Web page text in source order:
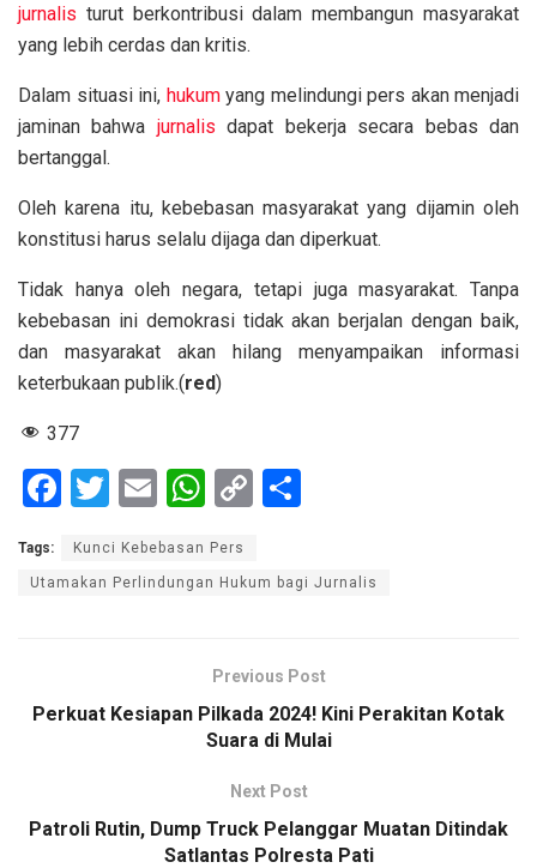
jurnalis turut berkontribusi dalam membangun masyarakat
yang lebih cerdas dan kritis.
Dalam situasi ini, hukumyang melindungi pers akan menjadi
jaminan bahwa jurnalis dapat bekerja secara bebas dan
bertanggal.
Oleh karena itu, kebebasan masyarakat yang dijamin oleh
konstitusi harus selalu dijaga dan diperkuat.
Tidak hanya oleh negara, tetapi juga masyarakat. Tanpa
kebebasan ini demokrasi tidak akan berjalan dengan baik,
dan masyarakat akan hilang menyampaikan informasi
keterbukaan publik.(red)
377
F
ce
b
k
T
tt
er
E
ail
W
at
s
p
p
C
py
Li
k
ar
e
Tags: Kunci Kebebasan Pers
Utamakan Perlindungan Hukum bagi Jurnalis
Previous Post
Perkuat Kesiapan Pilkada 2024! Kini Perakitan Kotak
Suara di Mulai
Next Post
Patroli Rutin, Dump Truck Pelanggar Muatan Ditindak
Satlantas Polresta Pati